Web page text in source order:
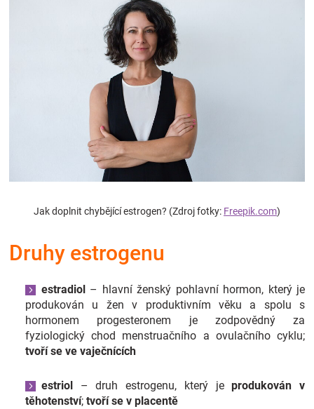
Přihlášení
Jak doplnit chybějící estrogen? (Zdroj fotky: Freepik.com)
Druhy estrogenu
estradiol – hlavní ženský pohlavní hormon, který je
produkován u žen v produktivním věku a spolu s
hormonem progesteronem je zodpovědný za
fyziologický chod menstruačního a ovulačního cyklu;
tvoří se ve vaječnících
estriol – druh estrogenu, který jeprodukován v
těhotenství; tvoří se v placentě